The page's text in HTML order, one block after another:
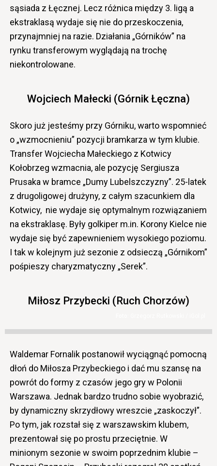
sąsiada z Łęcznej. Lecz różnica między 3. ligą a
ekstraklasą wydaje się nie do przeskoczenia,
przynajmniej na razie. Działania „Górników” na
rynku transferowym wyglądają na trochę
niekontrolowane.
Wojciech Małecki (Górnik Łęczna)
Skoro już jesteśmy przy Górniku, warto wspomnieć
o „wzmocnieniu” pozycji bramkarza w tym klubie.
Transfer Wojciecha Małeckiego z Kotwicy
Kołobrzeg wzmacnia, ale pozycję Sergiusza
Prusaka w bramce „Dumy Lubelszczyzny”. 25-latek
z drugoligowej drużyny, z całym szacunkiem dla
Kotwicy, nie wydaje się optymalnym rozwiązaniem
na ekstraklasę. Były golkiper m.in. Korony Kielce nie
wydaje się być zapewnieniem wysokiego poziomu.
I tak w kolejnym już sezonie z odsieczą „Górnikom”
pośpieszy charyzmatyczny „Serek”.
Miłosz Przybecki (Ruch Chorzów)
Waldemar Fornalik postanowił wyciągnąć pomocną
dłoń do Miłosza Przybeckiego i dać mu szansę na
powrót do formy z czasów jego gry w Polonii
Warszawa. Jednak bardzo trudno sobie wyobrazić,
by dynamiczny skrzydłowy wreszcie „zaskoczył”.
Po tym, jak rozstał się z warszawskim klubem,
prezentował się po prostu przeciętnie. W
minionym sezonie w swoim poprzednim klubie –